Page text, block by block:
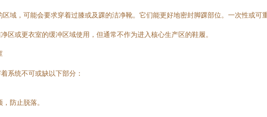
域，可能会要求穿着过膝或及踝的洁净靴。它们能更好地密封脚踝部位。一次性或可
区或更衣室的缓冲区域使用，但通常不作为进入核心生产区的鞋履。
系统不可或缺以下部分：
防止脱落。